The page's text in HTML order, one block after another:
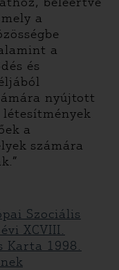
a
a
és
nyújtott
létesítmények
a
számára
Szociális
XCVIII.
Karta 1998.